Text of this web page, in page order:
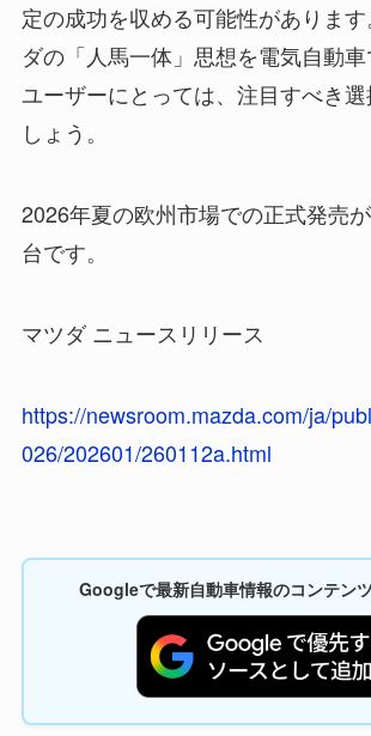
定の成功を収める可能性がありま
ダの「人馬一体」思想を電気自動
ユーザーにとっては、注目すべき
しょう。
2026年夏の欧州市場での正式発売
台です。
マツダ ニュースリリース
https://newsroom.mazda.com/ja/
026/202601/260112a.html
Googleで最新自動車情報のコンテン